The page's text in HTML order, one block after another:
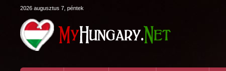
2026 augusztus 7, péntek